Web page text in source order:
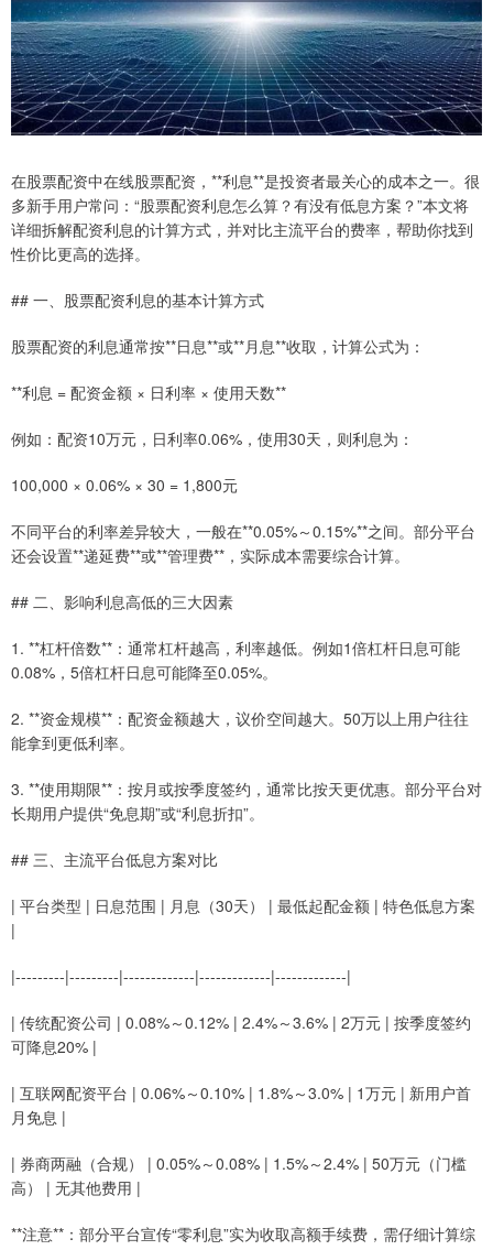
在股票配资中在线股票配资，**利息**是投资者最关心的成本之一。很
多新手用户常问：“股票配资利息怎么算？有没有低息方案？”本文将
详细拆解配资利息的计算方式，并对比主流平台的费率，帮助你找到
性价比更高的选择。
## 一、股票配资利息的基本计算方式
股票配资的利息通常按**日息**或**月息**收取，计算公式为：
**利息 = 配资金额 × 日利率 × 使用天数**
例如：配资10万元，日利率0.06%，使用30天，则利息为：
100,000 × 0.06% × 30 = 1,800元
不同平台的利率差异较大，一般在**0.05%～0.15%**之间。部分平台
还会设置**递延费**或**管理费**，实际成本需要综合计算。
## 二、影响利息高低的三大因素
1. **杠杆倍数**：通常杠杆越高，利率越低。例如1倍杠杆日息可能
0.08%，5倍杠杆日息可能降至0.05%。
2. **资金规模**：配资金额越大，议价空间越大。50万以上用户往往
能拿到更低利率。
3. **使用期限**：按月或按季度签约，通常比按天更优惠。部分平台对
长期用户提供“免息期”或“利息折扣”。
## 三、主流平台低息方案对比
| 平台类型 | 日息范围 | 月息（30天） | 最低起配金额 | 特色低息方案
|
|---------|---------|-------------|-------------|-------------|
| 传统配资公司 | 0.08%～0.12% | 2.4%～3.6% | 2万元 | 按季度签约
可降息20% |
| 互联网配资平台 | 0.06%～0.10% | 1.8%～3.0% | 1万元 | 新用户首
月免息 |
| 券商两融（合规） | 0.05%～0.08% | 1.5%～2.4% | 50万元（门槛
高） | 无其他费用 |
**注意**：部分平台宣传“零利息”实为收取高额手续费，需仔细计算综